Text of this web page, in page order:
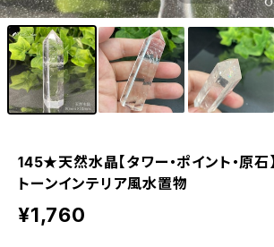
145★天然水晶【タワー・ポイント・原
トーンインテリア風水置物
¥1,760